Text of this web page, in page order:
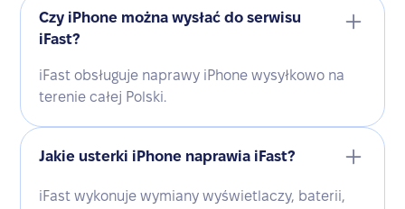
Czy iPhone można wysłać do serwisu
iFast?
iFast obsługuje naprawy iPhone wysyłkowo na
terenie całej Polski.
Jakie usterki iPhone naprawia iFast?
iFast wykonuje wymiany wyświetlaczy, baterii,